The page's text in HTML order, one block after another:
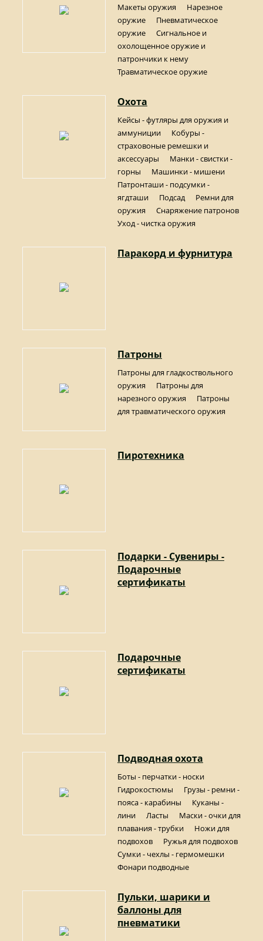
Макеты оружия
Нарезное
оружие
Пневматическое
оружие
Сигнальное и
охолощенное оружие и
патрончики к нему
Травматическое оружие
Охота
Кейсы - футляры для оружия и
аммуниции
Кобуры -
страховоные ремешки и
аксессуары
Манки - свистки -
горны
Машинки - мишени
Патронташи - подсумки -
ягдташи
Подсад
Ремни для
оружия
Снаряжение патронов
Уход - чистка оружия
Паракорд и фурнитура
Патроны
Патроны для гладкоствольного
оружия
Патроны для
нарезного оружия
Патроны
для травматического оружия
Пиротехника
Подарки - Сувениры -
Подарочные
сертификаты
Подарочные
сертификаты
Подводная охота
Боты - перчатки - носки
Гидрокостюмы
Грузы - ремни -
пояса - карабины
Куканы -
лини
Ласты
Маски - очки для
плавания - трубки
Ножи для
подвохов
Ружья для подвохов
Сумки - чехлы - гермомешки
Фонари подводные
Пульки, шарики и
баллоны для
пневматики